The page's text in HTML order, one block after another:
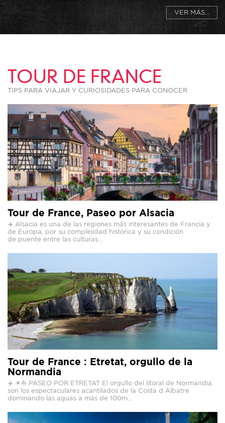
VER MÁS...
TOUR DE FRANCE
TIPS PARA VIAJAR Y CURIOSIDADES PARA CONOCER
Tour de France, Paseo por Alsacia
✈️ Alsacia es una de las regiones más interesantes de Francia y
de Europa, por su complejidad histórica y su condición
de puente entre las culturas...
Tour de France : Etretat, orgullo de la
Normandia
✈️ ☀⛵ PASEO POR ETRETAT El orgullo del litoral de Normandia
son los espectaculares acantilados de la Costa d Albatre
dominando las aguas a más de 100m...